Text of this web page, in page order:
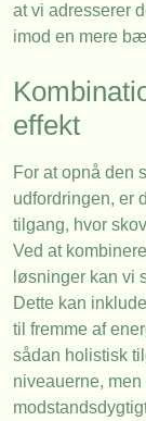
at vi adresserer
imod en mere
effekt
For at opnå den
udfordringen, er
tilgang, hvor
Ved at
løsninger kan vi
Dette kan
til fremme af
sådan holistisk
niveauerne,